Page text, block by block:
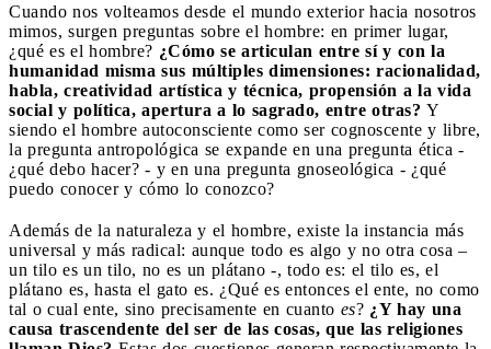
Cuando nos volteamos desde el mundo exterior hacia nosotros
mimos, surgen preguntas sobre el hombre: en primer lugar,
¿qué es el hombre? ¿Cómo se articulan entre sí y con la
humanidad misma sus múltiples dimensiones: racionalidad,
habla, creatividad artística y técnica, propensión a la vida
social y política, apertura a lo sagrado, entre otras? Y
siendo el hombre autoconsciente como ser cognoscente y libre,
la pregunta antropológica se expande en una pregunta ética -
¿qué debo hacer? - y en una pregunta gnoseológica - ¿qué
puedo conocer y cómo lo conozco?
Además de la naturaleza y el hombre, existe la instancia más
universal y más radical: aunque todo es algo y no otra cosa –
un tilo es un tilo, no es un plátano -, todo es: el tilo es, el
plátano es, hasta el gato es. ¿Qué es entonces el ente, no como
tal o cual ente, sino precisamente en cuanto es? ¿Y hay una
causa trascendente del ser de las cosas, que las religiones